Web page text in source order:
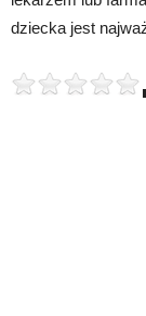
dziecka jest